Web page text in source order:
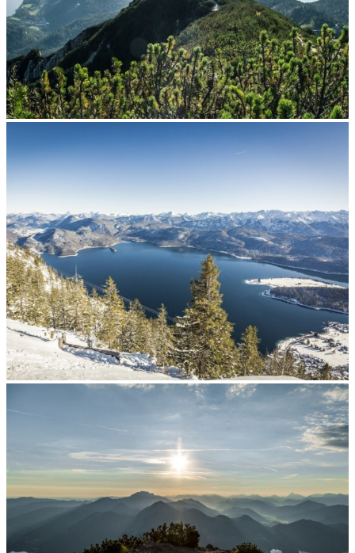
Naturschutz beginnt mit Dir